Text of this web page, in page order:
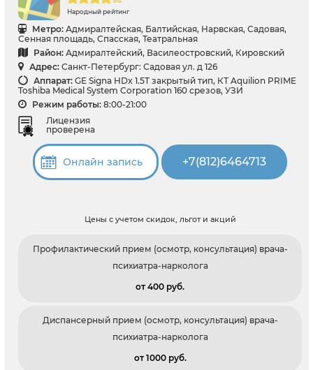
Народный рейтинг
Метро: Адмиралтейская, Балтийская, Нарвская, Садовая,
Сенная площадь, Спасская, Театральная
Район: Адмиралтейский, Василеостровский, Кировский
Адрес: Санкт-Петербург: Садовая ул. д 126
Аппарат: GE Signa HDx 1.5T закрытый тип, КТ Aquilion PRIME
Toshiba Medical System Corporation 160 срезов, УЗИ
Режим работы: 8:00-21:00
Лицензия
проверена
Онлайн запись +7(812)6464713
Цены с учетом скидок, льгот и акций
Профилактический прием (осмотр, консультация) врача-
психиатра-нарколога
от 400 pуб.
Диспансерный прием (осмотр, консультация) врача-
психиатра-нарколога
от 1000 pуб.